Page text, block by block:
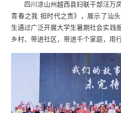
四川凉山州越西县妇联干部汪万
青春之我 担时代之责》，展示了汕
生通过广泛开展大学生暑期社会实践
乡村、带进社区，带进千个家庭，用